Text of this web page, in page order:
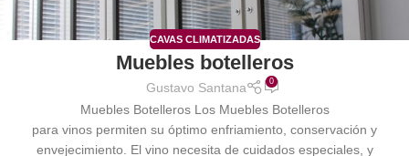
CAVAS CLIMATIZADAS
Muebles botelleros
Gustavo Santana 0
Muebles Botelleros Los Muebles Botelleros
para vinos permiten su óptimo enfriamiento, conservación y
envejecimiento. El vino necesita de cuidados especiales, y